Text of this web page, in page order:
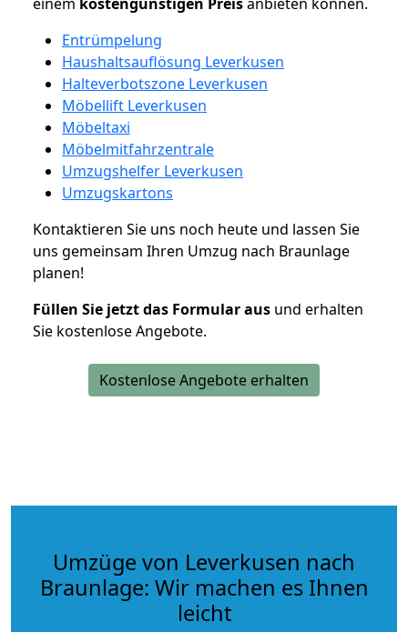
Entrümpelung
Haushaltsauflösung Leverkusen
Halteverbotszone Leverkusen
Möbellift Leverkusen
Möbeltaxi
Möbelmitfahrzentrale
Umzugshelfer Leverkusen
Umzugskartons
Kontaktieren Sie uns noch heute und lassen Sie
uns gemeinsam Ihren Umzug nach Braunlage
planen!
Füllen Sie jetzt das Formular aus und erhalten
Sie kostenlose Angebote.
Kostenlose Angebote erhalten
Umzüge von Leverkusen nach
Braunlage: Wir machen es Ihnen
leicht